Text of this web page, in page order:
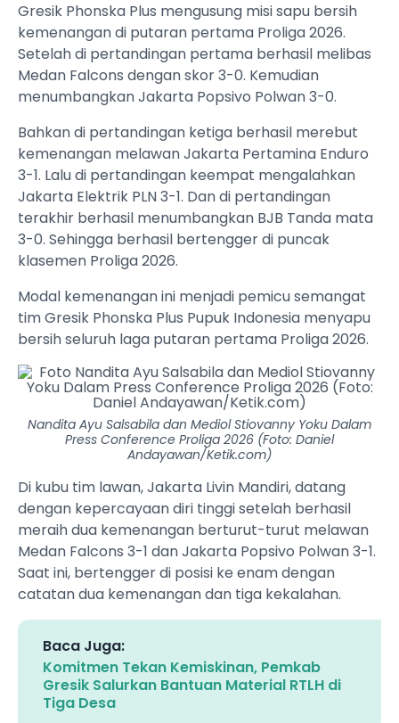
Gresik Phonska Plus mengusung misi sapu bersih
kemenangan di putaran pertama Proliga 2026.
Setelah di pertandingan pertama berhasil melibas
Medan Falcons dengan skor 3-0. Kemudian
menumbangkan Jakarta Popsivo Polwan 3-0.
Bahkan di pertandingan ketiga berhasil merebut
kemenangan melawan Jakarta Pertamina Enduro
3-1. Lalu di pertandingan keempat mengalahkan
Jakarta Elektrik PLN 3-1. Dan di pertandingan
terakhir berhasil menumbangkan BJB Tanda mata
3-0. Sehingga berhasil bertengger di puncak
klasemen Proliga 2026.
Modal kemenangan ini menjadi pemicu semangat
tim Gresik Phonska Plus Pupuk Indonesia menyapu
bersih seluruh laga putaran pertama Proliga 2026.
Nandita Ayu Salsabila dan Mediol Stiovanny Yoku Dalam
Press Conference Proliga 2026 (Foto: Daniel
Andayawan/Ketik.com)
Di kubu tim lawan, Jakarta Livin Mandiri, datang
dengan kepercayaan diri tinggi setelah berhasil
meraih dua kemenangan berturut-turut melawan
Medan Falcons 3-1 dan Jakarta Popsivo Polwan 3-1.
Saat ini, bertengger di posisi ke enam dengan
catatan dua kemenangan dan tiga kekalahan.
Baca Juga:
Komitmen Tekan Kemiskinan, Pemkab
Gresik Salurkan Bantuan Material RTLH di
Tiga Desa